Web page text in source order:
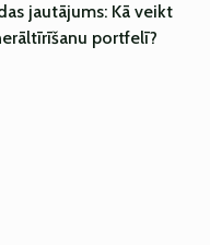
jautājums: Kā veikt
portfelī?